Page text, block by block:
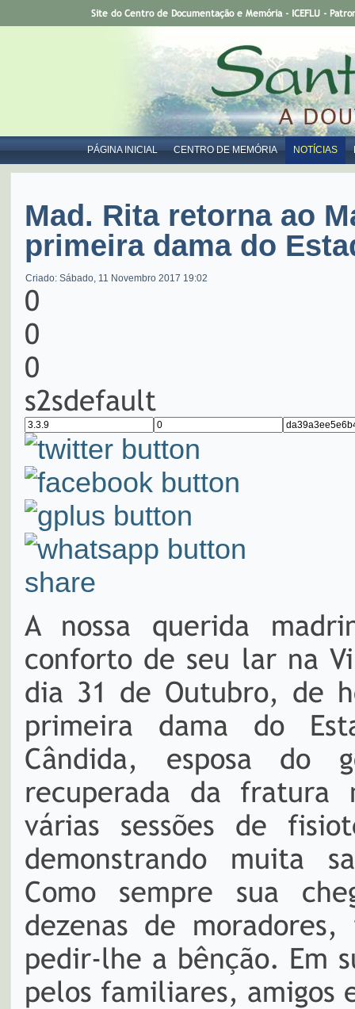
PÁGINA INICIAL CENTRO DE MEMÓRIA NOTÍCIAS
Site do Centro de Documentação e Memória - ICEFLU -
Mad. Rita retorna ao
primeira dama do
Criado: Sábado, 11 Novembro 2017 19:02
0
0
0
s2sdefault
share
A nossa querida
conforto de seu lar na
dia 31 de Outubro, de
primeira dama do
Cândida, esposa do
recuperada da fratura
várias sessões de
demonstrando muita
Como sempre sua
dezenas de
pedir-lhe a bênção. Em
pelos familiares,